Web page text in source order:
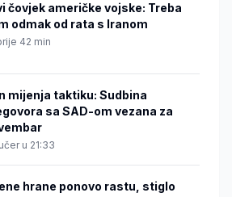
čovjek američke vojske: Treba
odmak od rata s Iranom
42 min
mijenja taktiku: Sudbina
sa SAD-om vezana za
u 21:33
hrane ponovo rastu, stiglo